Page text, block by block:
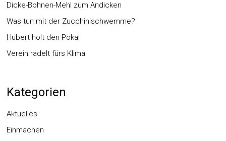
Dicke-Bohnen-Mehl zum Andicken
Was tun mit der Zucchinischwemme?
Hubert holt den Pokal
Verein radelt fürs Klima
Kategorien
Aktuelles
Einmachen